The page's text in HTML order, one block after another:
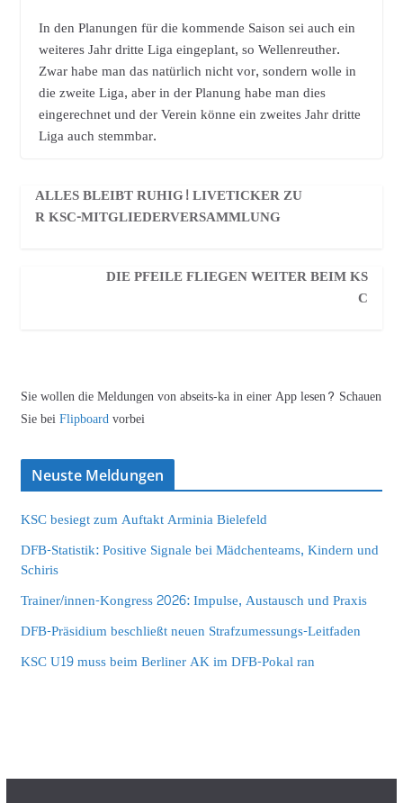
In den Planungen für die kommende Saison sei auch ein
weiteres Jahr dritte Liga eingeplant, so Wellenreuther.
Zwar habe man das natürlich nicht vor, sondern wolle in
die zweite Liga, aber in der Planung habe man dies
eingerechnet und der Verein könne ein zweites Jahr dritte
Liga auch stemmbar.
ALLES BLEIBT RUHIG! LIVETICKER ZU
R KSC-MITGLIEDERVERSAMMLUNG
DIE PFEILE FLIEGEN WEITER BEIM KS
C
Sie wollen die Meldungen von abseits-ka in einer App lesen? Schauen
Sie beiFlipboardvorbei
Neuste Meldungen
KSC besiegt zum Auftakt Arminia Bielefeld
DFB-Statistik: Positive Signale bei Mädchenteams, Kindern und
Schiris
Trainer/innen-Kongress 2026: Impulse, Austausch und Praxis
DFB-Präsidium beschließt neuen Strafzumessungs-Leitfaden
KSC U19 muss beim Berliner AK im DFB-Pokal ran